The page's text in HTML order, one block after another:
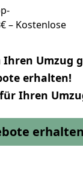
– Kostenlose
Umzug
erhalten!
Ihren
erhalten